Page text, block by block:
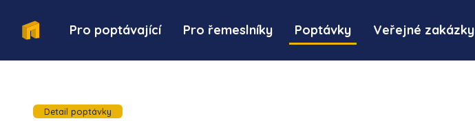
Pro poptávající Pro řemeslníky Poptávky Veřejné zakázky
Detail poptávky